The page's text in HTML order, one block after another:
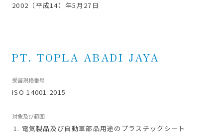
2002（平成14）年5月27日
PT. TOPLA ABADI JAYA
受審規格番号
ISO 14001:2015
対象及び範囲
電気製品及び自動車部品用途のプラスチックシート